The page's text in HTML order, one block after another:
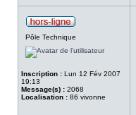
Pôle Technique
Inscription : Lun 12 Fév 2007
19:13
Message(s) : 2068
Localisation : 86 vivonne